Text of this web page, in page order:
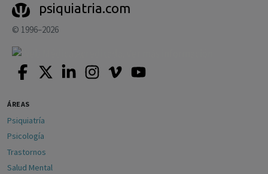
psiquiatria.com
© 1996–2026
ÁREAS
Psiquiatría
Psicología
Trastornos
Salud Mental